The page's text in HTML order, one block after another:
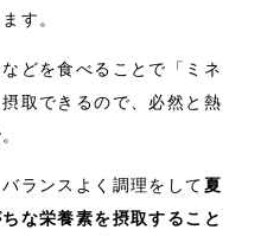
す。
などを食べることで「ミネ
取できるので、必然と熱
ランスよく調理をして夏
な栄養素を摂取すること